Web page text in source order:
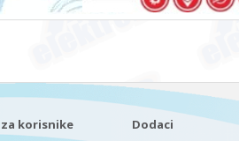
za korisnike Dodaci